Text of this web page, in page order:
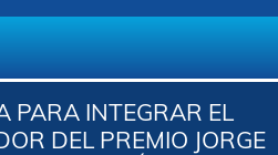
PARA INTEGRAR EL
DEL PREMIO JORGE